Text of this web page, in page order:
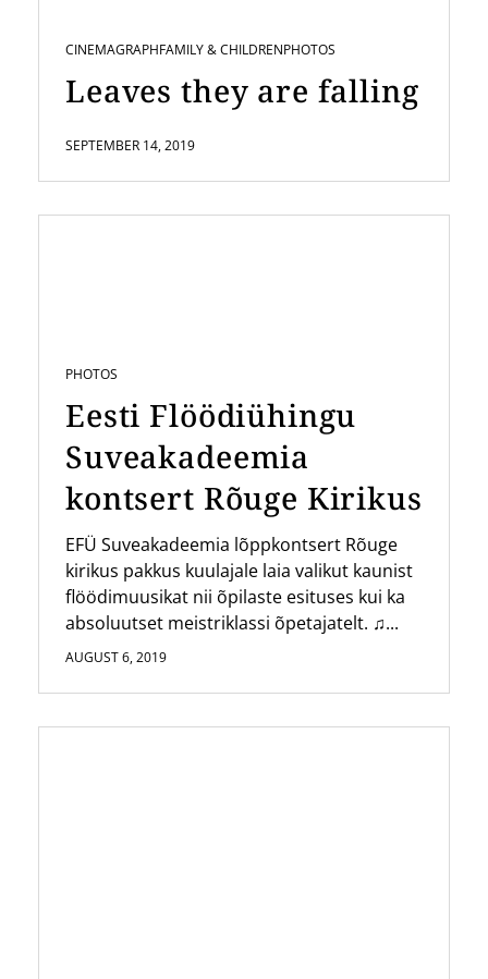
CINEMAGRAPHFAMILY & CHILDRENPHOTOS
Leaves they are falling
SEPTEMBER 14, 2019
PHOTOS
Eesti Flöödiühingu
Suveakadeemia
kontsert Rõuge Kirikus
EFÜ Suveakadeemia lõppkontsert Rõuge
kirikus pakkus kuulajale laia valikut kaunist
flöödimuusikat nii õpilaste esituses kui ka
absoluutset meistriklassi õpetajatelt. ♫...
AUGUST 6, 2019